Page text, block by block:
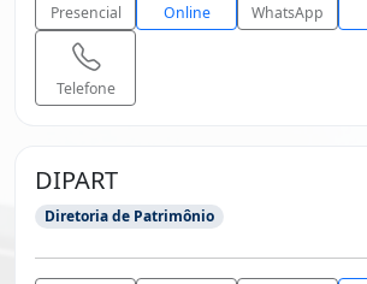
Presencial Online WhatsApp
Telefone
DIPART
Diretoria de Patrimônio